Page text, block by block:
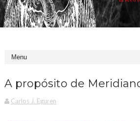
A propósito de
Carlos J. Eguren